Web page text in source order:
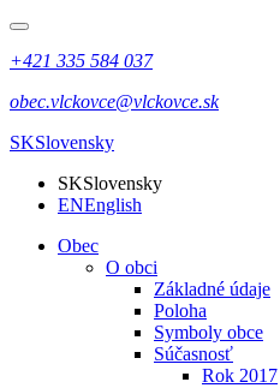
+421 335 584 037
obec.vlckovce@vlckovce.sk
SKSlovensky
SKSlovensky
ENEnglish
Obec
O obci
Základné údaje
Poloha
Symboly obce
Súčasnosť
Rok 2017